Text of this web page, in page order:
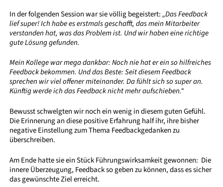
In der folgenden Session war sie völlig begeistert:„Das Feedback
lief super! Ich habe es erstmals geschafft, das mein Mitarbeiter
verstanden hat, was das Problem ist. Und wir haben eine richtige
gute Lösung gefunden.
Mein Kollege war mega dankbar: Noch nie hat er ein so hilfreiches
Feedback bekommen. Und das Beste: Seit diesem Feedback
sprechen wir viel offener miteinander. Da fühlt sich so super an.
Künftig werde ich das Feedback nicht mehr aufschieben.“
Bewusst schwelgten wir noch ein wenig in diesem guten Gefühl.
Die Erinnerung an diese positive Erfahrung half ihr, ihre bisher
negative Einstellung zum Thema Feedbackgedanken zu
überschreiben.
Am Ende hatte sie ein Stück Führungswirksamkeit gewonnen: Die
innere Überzeugung, Feedback so geben zu können, dass es sicher
das gewünschte Ziel erreicht.